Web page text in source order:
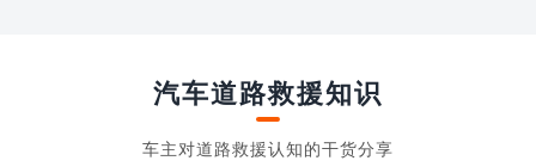
汽车道路救援知识
车主对道路救援认知的干货分享